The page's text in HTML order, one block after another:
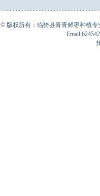
© 版权所有：临猗县青青鲜枣种植
Email: